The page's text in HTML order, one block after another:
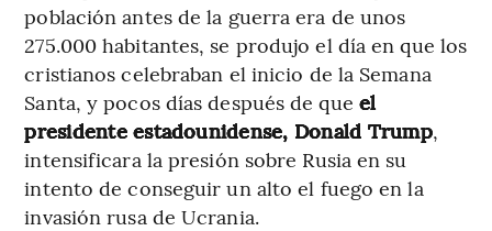
población antes de la guerra era de unos
275.000 habitantes, se produjo el día en que los
cristianos celebraban el inicio de la Semana
Santa, y pocos días después de que el
presidente estadounidense, Donald Trump,
intensificara la presión sobre Rusia en su
intento de conseguir un alto el fuego en la
invasión rusa de Ucrania.